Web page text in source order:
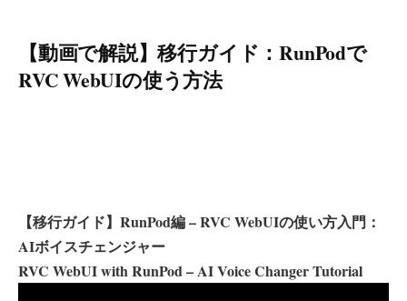
【動画で解説】移行ガイド：RunPodで
RVC WebUIの使う方法
【移行ガイド】RunPod編 – RVC WebUIの使い方入門：
AIボイスチェンジャー
RVC WebUI with RunPod – AI Voice Changer Tutorial